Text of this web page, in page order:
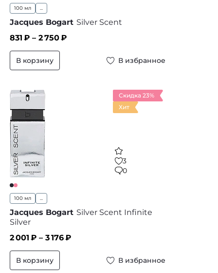
100 мл ...
Jacques Bogart Silver Scent
831 ₽ – 2 750₽
В корзину В избранное
Скидка 23%
Хит
3
0
100 мл ...
Jacques Bogart Silver Scent Infinite
Silver
2 001 ₽ – 3 176₽
В корзину В избранное